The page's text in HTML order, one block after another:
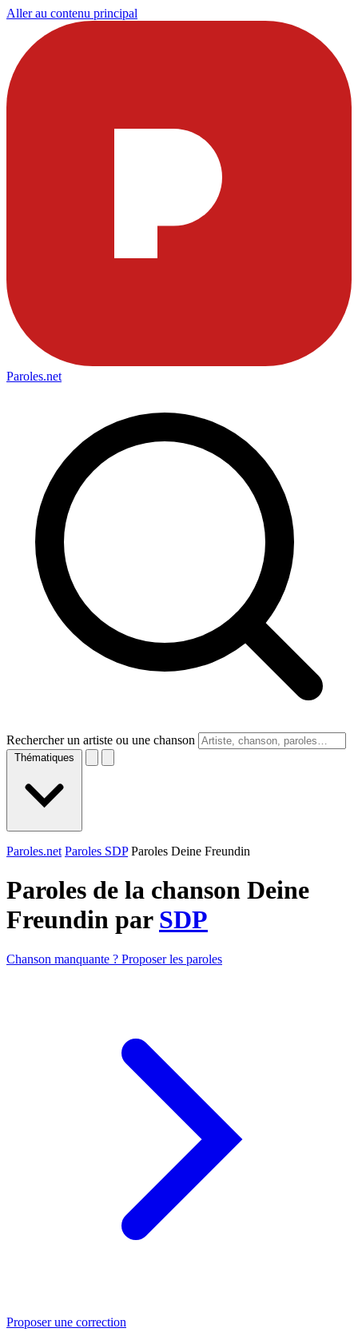
Aller au contenu principal
Paroles.net
Rechercher un artiste ou une chanson
Thématiques
Paroles.net Paroles SDP Paroles Deine Freundin
Paroles de la chanson Deine
Freundin par SDP
Chanson manquante ? Proposer les paroles
Proposer une correction